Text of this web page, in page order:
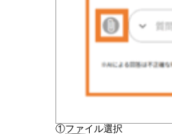
①ファイル選択